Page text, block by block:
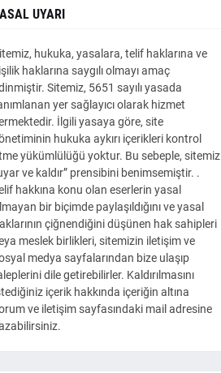
UYARI
hukuka, yasalara, telif haklarına ve
haklarına saygılı olmayı amaç
Sitemiz, 5651 sayılı yasada
yer sağlayıcı olarak hizmet
İlgili yasaya göre, site
hukuka aykırı içerikleri kontrol
yükümlülüğü yoktur. Bu sebeple, sitemiz
ve kaldır” prensibini benimsemiştir. .
hakkına konu olan eserlerin yasal
bir biçimde paylaşıldığını ve yasal
çiğnendiğini düşünen hak sahipleri
meslek birlikleri, sitemizin iletişim ve
medya sayfalarından bize ulaşıp
dile getirebilirler. Kaldırılmasını
içerik hakkında içeriğin altına
ve iletişim sayfasındaki mail adresine